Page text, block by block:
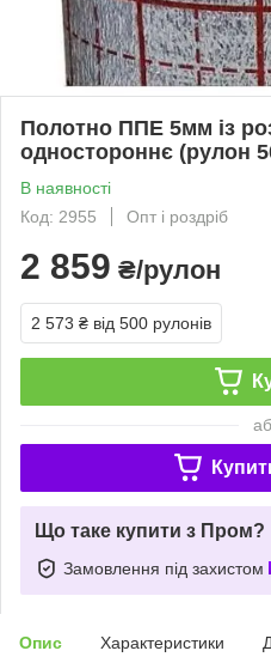
Полотно ППЕ 5мм із
одностороннє (рулон
В наявності
Код: 2955
Опт і роздріб
2 859 ₴/рулон
2 573 ₴ від 500 рулонів
Що таке купити з Пром?
Замовлення під захистом
Опис Характеристики